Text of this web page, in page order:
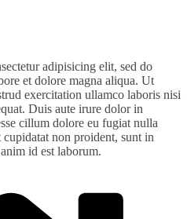
adipisicing elit, sed do
et dolore magna aliqua. Ut
exercitation ullamco laboris nisi
Duis aute irure dolor in
cillum dolore eu fugiat nulla
non proident, sunt in
id est laborum.